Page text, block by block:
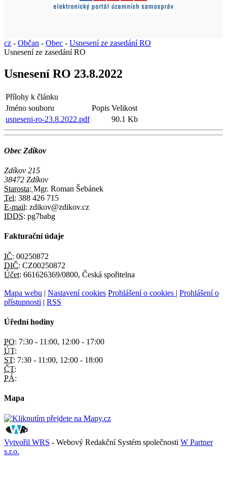
cz - Občan - Obec - Usnesení ze zasedání RO
Usnesení ze zasedání RO
Usnesení RO 23.8.2022
Přílohy k článku
Jméno souboru
Popis Velikost
usneseni-ro-23.8.2022.pdf
90.1 Kb
Obec Zdíkov
Zdíkov 215
38472 Zdíkov
Starosta: Mgr. Roman Šebánek
Tel: 388 426 715
E-mail: zdikov@zdikov.cz
IDDS: pg7babg
Fakturační údaje
IČ: 00250872
DIČ: CZ00250872
Účet: 661626369/0800, Česká spořitelna
Mapa webu | Nastavení cookies Prohlášení o cookies | Prohlášení o
přístupnosti | RSS
Úřední hodiny
PO: 7:30 - 11:00, 12:00 - 17:00
ÚT:
ST: 7:30 - 11:00, 12:00 - 18:00
ČT:
PÁ:
Mapa
Vytvořil WRS - Webový Redakční Systém společnosti W Partner
s.r.o.